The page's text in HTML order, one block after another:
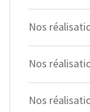
Nos
Nos
Nos